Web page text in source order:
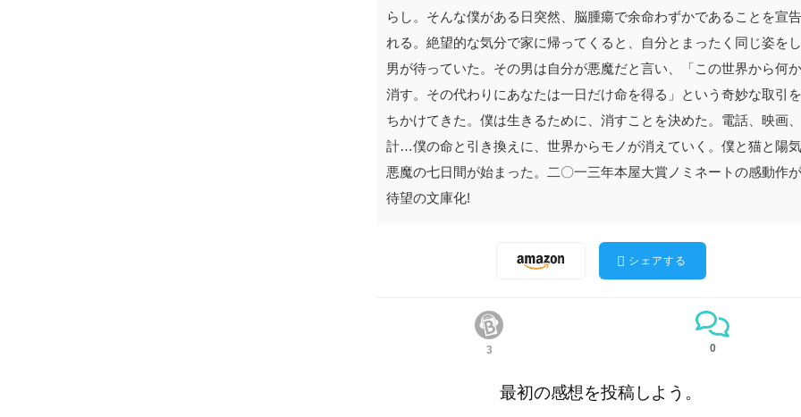
らし。そんな僕がある日突然、脳腫瘍で余命わずかであることを宣
れる。絶望的な気分で家に帰ってくると、自分とまったく同じ姿を
男が待っていた。その男は自分が悪魔だと言い、「この世界から何
消す。その代わりにあなたは一日だけ命を得る」という奇妙な取引
ちかけてきた。僕は生きるために、消すことを決めた。電話、映画
計…僕の命と引き換えに、世界からモノが消えていく。僕と猫と陽
悪魔の七日間が始まった。二〇一三年本屋大賞ノミネートの感動作が
待望の文庫化!
シェアする
3 0
最初の感想を投稿しよう。